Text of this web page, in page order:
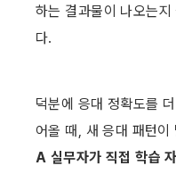
하는 결과물이 나오는
다.
덕분에 응대 정확도를
어올 때, 새 응대 패턴
A 실무자가 직접 학습